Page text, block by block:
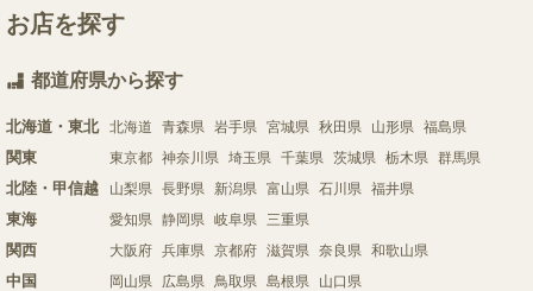
お店を探す
都道府県から探す
北海道・東北 北海道 青森県 岩手県 宮城県 秋田県 山形県 福島県
関東 東京都 神奈川県 埼玉県 千葉県 茨城県 栃木県 群馬県
北陸・甲信越 山梨県 長野県 新潟県 富山県 石川県 福井県
東海 愛知県 静岡県 岐阜県 三重県
関西 大阪府 兵庫県 京都府 滋賀県 奈良県 和歌山県
中国 岡山県 広島県 鳥取県 島根県 山口県